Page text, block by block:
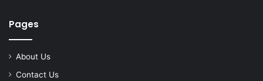
Pages
About Us
Contact Us